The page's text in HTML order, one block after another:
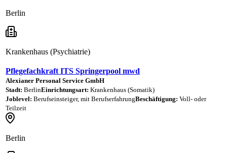
Berlin
Krankenhaus (Psychiatrie)
Pflegefachkraft ITS Springerpool mwd
Alexianer Personal Service GmbH
Stadt: BerlinEinrichtungsart: Krankenhaus (Somatik)
Joblevel: Berufseinsteiger, mit BerufserfahrungBeschäftigung: Voll- oder
Teilzeit
Berlin